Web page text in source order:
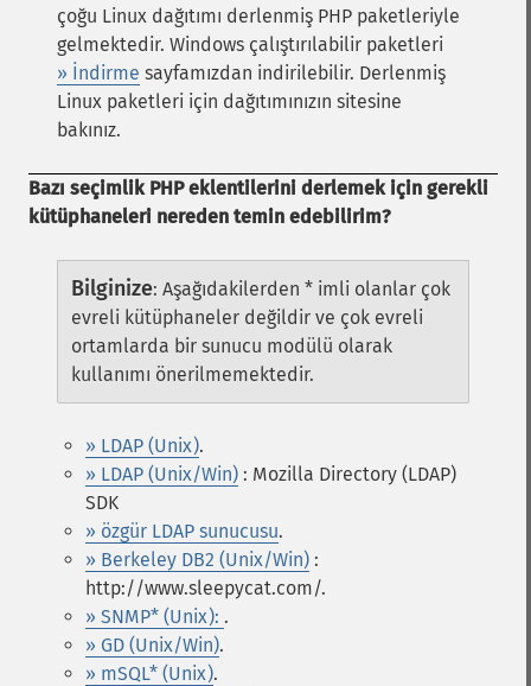
çoğu Linux dağıtımı derlenmiş PHP paketleriyle
gelmektedir. Windows çalıştırılabilir paketleri
» İndirme sayfamızdan indirilebilir. Derlenmiş
Linux paketleri için dağıtımınızın sitesine
bakınız.
Bazı seçimlik PHP eklentilerini derlemek için gerekli
kütüphaneleri nereden temin edebilirim?
Bilginize: Aşağıdakilerden * imli olanlar çok
evreli kütüphaneler değildir ve çok evreli
ortamlarda bir sunucu modülü olarak
kullanımı önerilmemektedir.
» LDAP (Unix).
» LDAP (Unix/Win) : Mozilla Directory (LDAP)
SDK
» özgür LDAP sunucusu.
» Berkeley DB2 (Unix/Win) :
http://www.sleepycat.com/.
» SNMP* (Unix): .
» GD (Unix/Win).
» mSQL* (Unix).